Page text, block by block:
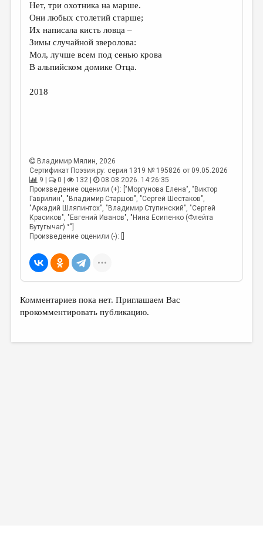
Нет, три охотника на марше.
Они любых столетий старше;
Их написала кисть ловца –
Зимы случайной зверолова:
Мол, лучше всем под сенью крова
В альпийском домике Отца.
2018
Владимир Мялин, 2026
Сертификат Поэзия.ру: серия 1319 № 195826 от 09.05.2026
9 |
0 | 132 |
08.08.2026. 14:26:35
Произведение оценили (+): ["Моргунова Елена", "Виктор
Гаврилин", "Владимир Старшов", "Сергей Шестаков",
"Аркадий Шляпинтох", "Владимир Ступинский", "Сергей
Красиков", "Евгений Иванов", "Нина Есипенко (Флейта
Бутугычаг) °"]
Произведение оценили (-): []
Комментариев пока нет. Приглашаем Вас
прокомментировать публикацию.